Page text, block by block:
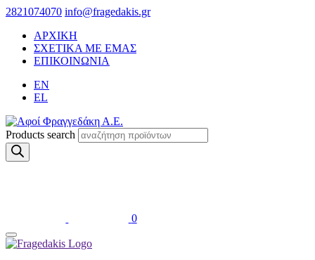
2821074070 info@fragedakis.gr
ΑΡΧΙΚΗ
ΣΧΕΤΙΚΑ ΜΕ ΕΜΑΣ
ΕΠΙΚΟΙΝΩΝΙΑ
EN
EL
Products search
0